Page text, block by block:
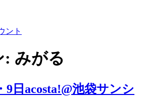
ント
: みがる
9日acosta!@池袋サンシ